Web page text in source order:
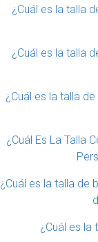
¿Cuál es la talla
¿Cuál es la talla
¿Cuál es la talla
¿Cuál Es La Talla
¿Cuál es la talla de
¿Cuál es la